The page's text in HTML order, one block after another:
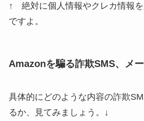
↑ 絶対に個人情報やクレカ情報を
ですよ。
Amazonを騙る詐欺SMS、メ
具体的にどのような内容の詐欺
るか、見てみましょう。↓